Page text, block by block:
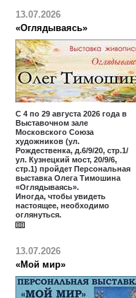
13.07.2026
«Оглядываясь»
С 4 по 29 августа 2026 года в
Выставочном зале
Московского Союза
художников (ул.
Рождественка, д.6/9/20, стр.1/
ул. Кузнецкий мост, 20/9/6,
стр.1) пройдет Персональная
выставка Олега Тимошина
«Оглядываясь».
Иногда, чтобы увидеть
настоящее, необходимо
оглянуться.
13.07.2026
«Мой мир»